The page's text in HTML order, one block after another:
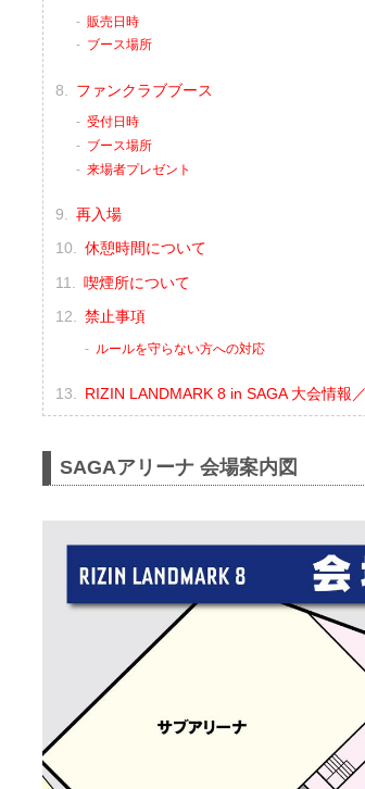
販売日時
ブース場所
ファンクラブブース
受付日時
ブース場所
来場者プレゼント
再入場
休憩時間について
喫煙所について
禁止事項
ルールを守らない方への対応
RIZIN LANDMARK 8 in SAGA 大会情報
SAGAアリーナ 会場案内図